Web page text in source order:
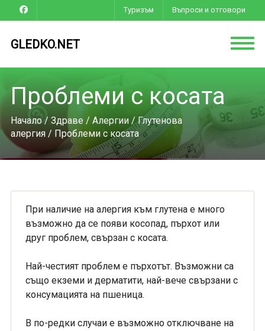
Туризъм Въпроси и отговори
GLEDKO.NET
Проблеми с косата
Начало/ Здраве/ Алергии/Глутенова
алергия/ Проблеми с косата
При наличие на алергия към глутена е много
възможно да се появи косопад, пърхот или
друг проблем, свързан с косата.
Най-честият проблем е пърхотът. Възможни са
също екземи и дерматити, най-вече свързани с
консумацията на пшеница.
В по-редки случаи е възможно отключване на